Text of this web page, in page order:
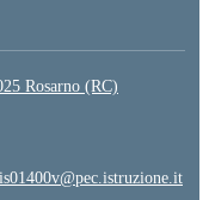
Rosarno (RC)